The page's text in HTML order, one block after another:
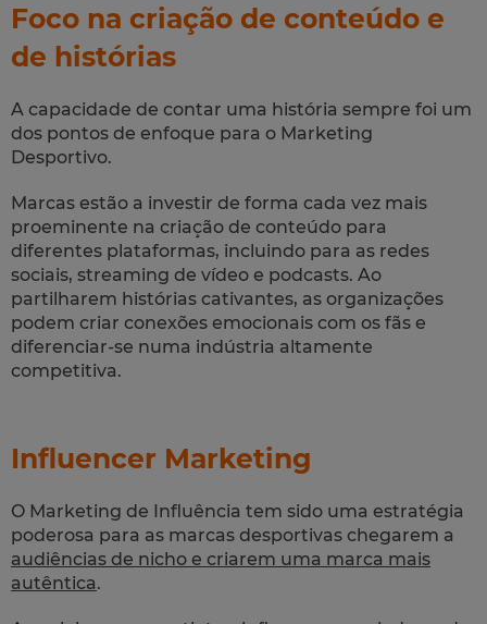
Foco na criação de conteúdo e
de histórias
A capacidade de contar uma história sempre foi um
dos pontos de enfoque para o Marketing
Desportivo.
Marcas estão a investir de forma cada vez mais
proeminente na criação de conteúdo para
diferentes plataformas, incluindo para as redes
sociais, streaming de vídeo e podcasts. Ao
partilharem histórias cativantes, as organizações
podem criar conexões emocionais com os fãs e
diferenciar-se numa indústria altamente
competitiva.
Influencer Marketing
O Marketing de Influência tem sido uma estratégia
poderosa para as marcas desportivas chegarem a
audiências de nicho e criarem uma marca mais
autêntica.